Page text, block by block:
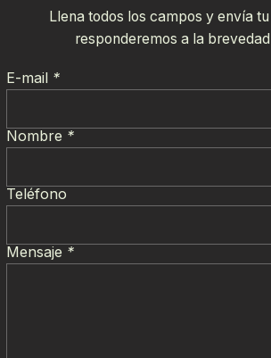
Llena todos los campos y envía
responderemos a la
E-mail *
Nombre *
Teléfono
Mensaje *